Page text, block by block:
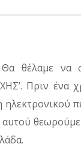
Θα θέλαμε να
Πριν ένα